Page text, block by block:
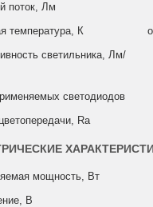
поток, Лм
температура, К
светильника, Лм/
светодиодов
Ra
мощность, Вт
В